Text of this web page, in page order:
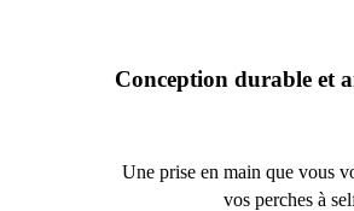
Conception durable et
Une prise en main que vous
vos perches à